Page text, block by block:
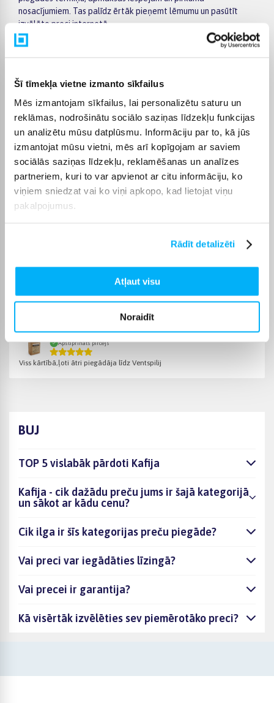
Šī tīmekļa vietne izmanto sīkfailus
Mēs izmantojam sīkfailus, lai personalizētu saturu un
reklāmas, nodrošinātu sociālo saziņas līdzekļu funkcijas
un analizētu mūsu datplūsmu. Informāciju par to, kā jūs
izmantojat mūsu vietni, mēs arī kopīgojam ar saviem
sociālās saziņas līdzekļu, reklamēšanas un analīzes
partneriem, kuri to var apvienot ar citu informāciju, ko
viņiem sniedzat vai ko viņi apkopo, kad lietojat viņu
pakalpojumus.
Rādīt detalizēti
Atļaut visu
Noraidīt
nosacījumiem. Tas palīdz ērtāk pieņemt lēmumu un pasūtīt
izvēlēto preci internetā.
BIGBOX.LV piedāvā iespēju par pirkumu norēķināties 6
nodrošināta visā Latvijā: uz pakomātiem no 2,99 €, bet
kurjera piegāde maksā no 3,99 €. Precīzs katras preces
piegādes termiņš vienmēr ir norādīts konkrētās preces lapā.
Izvēlēto preci no kategorijas Kafija piegādāsim norādītajā
termiņā, lai pirkumu internetā varētu saņemt jums ērtā veidā.
Armands V.
Ļoti garšīga!
Sandis V.
Apstiprināts pircējs
Viss kārtībā,ļoti ātri piegādāja līdz Ventspilij
BUJ
TOP 5 vislabāk pārdoti Kafija
Kafija - cik dažādu preču jums ir šajā kategorijā
un sākot ar kādu cenu?
Cik ilga ir šīs kategorijas preču piegāde?
Vai preci var iegādāties līzingā?
Vai precei ir garantija?
Kā visērtāk izvēlēties sev piemērotāko preci?